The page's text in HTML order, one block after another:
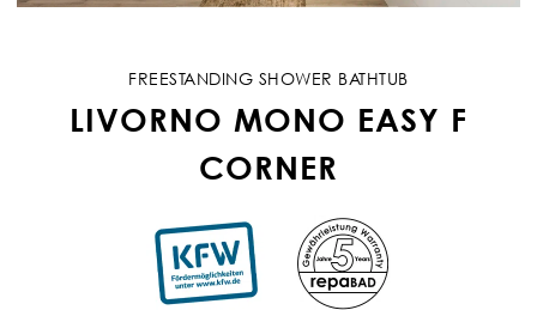
FREESTANDING SHOWER BATHTUB
LIVORNO MONO EASY F
CORNER